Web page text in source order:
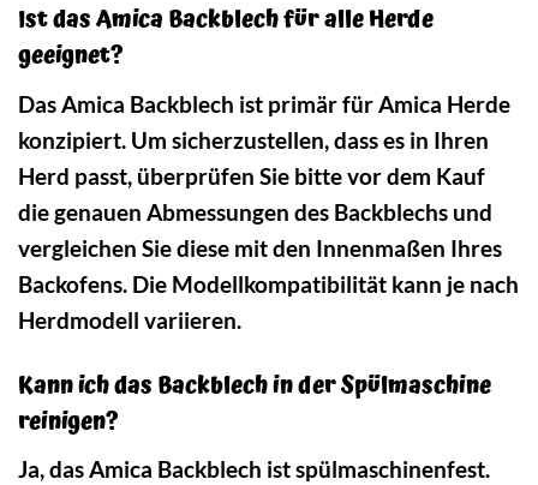
Ist das Amica Backblech für alle Herde
geeignet?
Das Amica Backblech ist primär für Amica Herde
konzipiert. Um sicherzustellen, dass es in Ihren
Herd passt, überprüfen Sie bitte vor dem Kauf
die genauen Abmessungen des Backblechs und
vergleichen Sie diese mit den Innenmaßen Ihres
Backofens. Die Modellkompatibilität kann je nach
Herdmodell variieren.
Kann ich das Backblech in der Spülmaschine
reinigen?
Ja, das Amica Backblech ist spülmaschinenfest.